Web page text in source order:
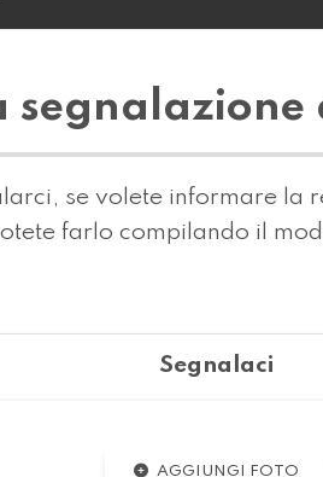
se volete informare la
farlo compilando il
Segnalaci
AGGIUNGI FOTO